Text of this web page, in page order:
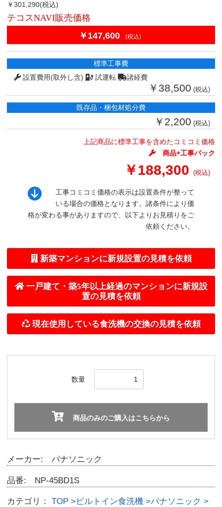
￥301,290(税込)
テコスNAVI販売価格
￥147,600
(税込)
標準工事費
設置費用(取外し含)
試運転 諸経費
￥38,500 (税込)
既存品・梱包材処分費
￥2,200 (税込)
上記商品に標準工事を含めたコミコミ価格
商品+工事パック
￥188,300 (税込)
工事コミコミ価格の表示は設置条件が整って
いる場合の価格となります。諸条件により価
格が変わる事がありますので、以下よりお見積りをご
依頼ください。
数量
商品のみのご購入はこちらから
メーカー: パナソニック
品番: NP-45BD1S
カテゴリ： TOP >ビルトイン食洗機 >パナソニック >